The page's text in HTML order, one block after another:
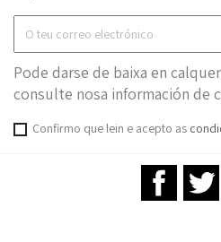
Pode darse de baixa en
consulte nosa información de
Confirmo que lein e acepto as